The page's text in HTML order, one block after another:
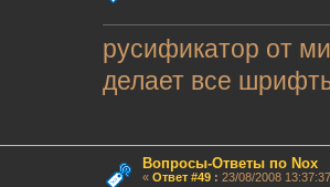
русификатор от
делает все
Вопросы-Ответы по Nox
« Ответ #49: 23/08/2008